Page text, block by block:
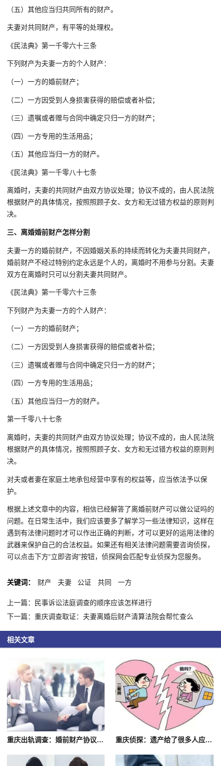
（五）其他应当归共同所有的财产。
夫妻对共同财产，有平等的处理权。
《民法典》第一千零六十三条
下列财产为夫妻一方的个人财产：
（一）一方的婚前财产；
（二）一方因受到人身损害获得的赔偿或者补偿；
（三）遗嘱或者赠与合同中确定只归一方的财产；
（四）一方专用的生活用品；
（五）其他应当归一方的财产。
《民法典》第一千零八十七条
离婚时，夫妻的共同财产由双方协议处理；协议不成的，由人民法院
根据财产的具体情况，按照照顾子女、女方和无过错方权益的原则判
决。
三、离婚婚前财产怎样分割
夫妻一方的婚前财产，不因婚姻关系的持续而转化为夫妻共同财产，
婚前财产不经过特别约定永远是个人的，离婚时不用参与分割。夫妻
双方在离婚时只可以分割夫妻共同财产。
《民法典》第一千零六十三条
下列财产为夫妻一方的个人财产：
（一）一方的婚前财产；
（二）一方因受到人身损害获得的赔偿或者补偿；
（三）遗嘱或者赠与合同中确定只归一方的财产；
（四）一方专用的生活用品；
（五）其他应当归一方的财产。
第一千零八十七条
离婚时，夫妻的共同财产由双方协议处理；协议不成的，由人民法院
根据财产的具体情况，按照照顾子女、女方和无过错方权益的原则判
决。
对夫或者妻在家庭土地承包经营中享有的权益等，应当依法予以保
护。
根据上述文章中的内容，相信已经解答了离婚前财产可以做公证吗的
问题。在日常生活中，我们应该要多了解学习一些法律知识，这样在
遇到有法律问题时才可以作出正确的判断，才可以更好的运用法律的
武器来保护自己的合法权益。如果还有相关法律问题需要咨询侦探，
可以点击下方“立即咨询”按钮，侦探网会匹配专业侦探为您服务。
关键词： 财产 夫妻 公证 共同 一方
上一篇：民事诉讼法庭调查的顺序应该怎样进行
下一篇：重庆调查取证：夫妻离婚后财产清算法院会帮忙查么
相关文章
重庆出轨调查：婚前财产协议约定个人有效吗 重庆侦探：遗产给了很多人应该怎么分